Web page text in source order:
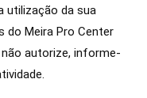
utilização da sua
do Meira Pro Center
autorize, informe-